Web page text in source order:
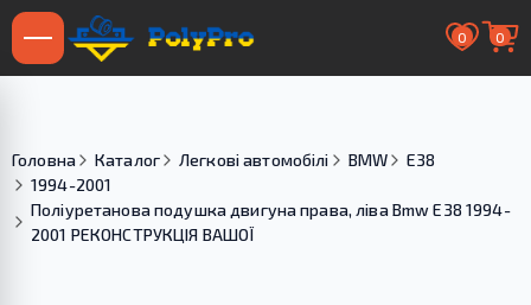
0 0
Головна Каталог Легкові автомобілі BMW
E38
1994-2001
Поліуретанова подушка двигуна права, ліва Bmw E38 1994-
2001 РЕКОНСТРУКЦІЯ ВАШОЇ